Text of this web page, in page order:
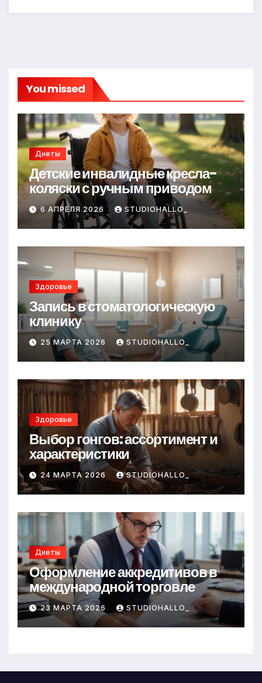
You missed
Диеты
Детские инвалидные кресла-
коляски с ручным приводом
6 АПРЕЛЯ 2026 STUDIOHALLO_
Здоровье
Запись в стоматологическую
клинику
25 МАРТА 2026 STUDIOHALLO_
Здоровье
Выбор гонгов: ассортимент и
характеристики
24 МАРТА 2026 STUDIOHALLO_
Диеты
Оформление аккредитивов в
международной торговле
23 МАРТА 2026 STUDIOHALLO_